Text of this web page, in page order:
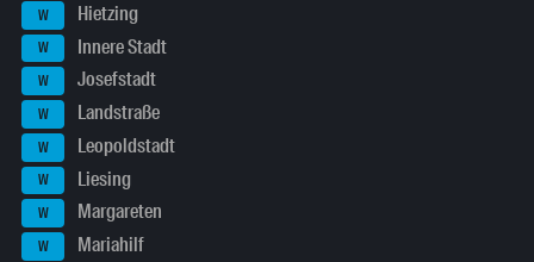
W Hietzing
W Innere Stadt
W Josefstadt
W Landstraße
W Leopoldstadt
W Liesing
W Margareten
W Mariahilf